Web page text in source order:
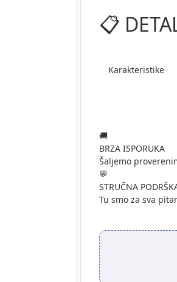
📋
Karakteristike
🚚
BRZA ISPORUKA
Šaljemo
💬
STRUČNA
Tu smo za sva